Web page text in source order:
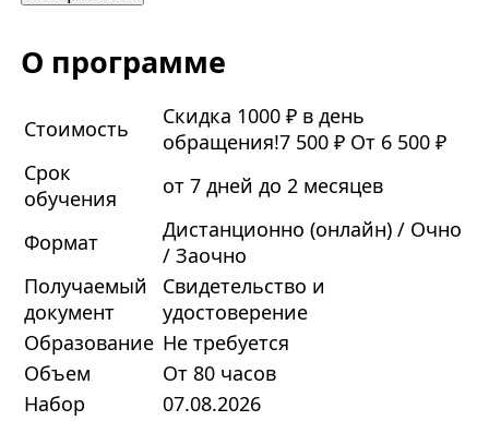
О программе
Стоимость
Скидка 1000 ₽ в день
обращения!7 500 ₽ От 6 500 ₽
Срок
обучения
от 7 дней до 2 месяцев
Формат
Дистанционно (онлайн) / Очно
/ Заочно
Получаемый
документ
Свидетельство и
удостоверение
Образование Не требуется
Объем
От 80 часов
Набор
07.08.2026